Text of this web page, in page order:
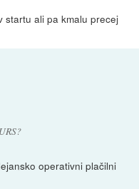
startu ali pa kmalu precej
operativni plačilni